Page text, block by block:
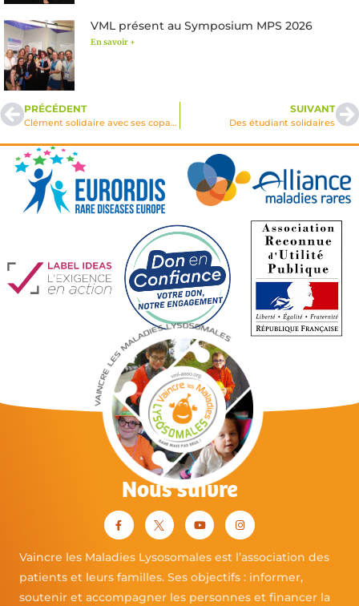
VML présent au Symposium MPS 2026
En savoir +
PRÉCÉDENT
Clément solidaire avec ses copains de maladie
SUIVANT
Des étudiant solidaires
Nous suivre
Vaincre les Maladies Lysosomales est l’association des
patients et leurs familles. Ses objectifs : informer,
soutenir et accompagner les personnes et financer la